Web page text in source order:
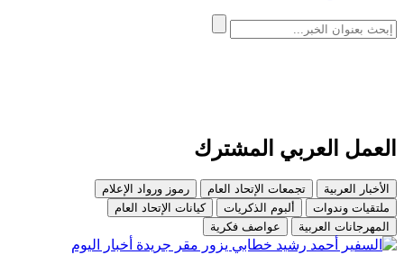
العمل العربي المشترك
الأخبار العربية تجمعات الإتحاد العام
رموز ورواد الإعلام
ملتقيات وندوات
ألبوم الذكريات
كيانات الإتحاد العام
المهرجانات العربية
عواصف فكرية